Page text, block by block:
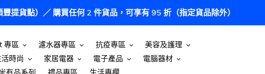
提貨點）／ 購買任何 2 件貨品，可享有 95 折（指定貨品除外）
專區 濾水器專區 抗疫專區
美容及護理
活時尚 家居電器 電子產品
電腦器材